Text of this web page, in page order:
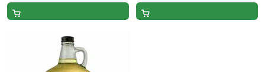
de
hasta
$185.00
de